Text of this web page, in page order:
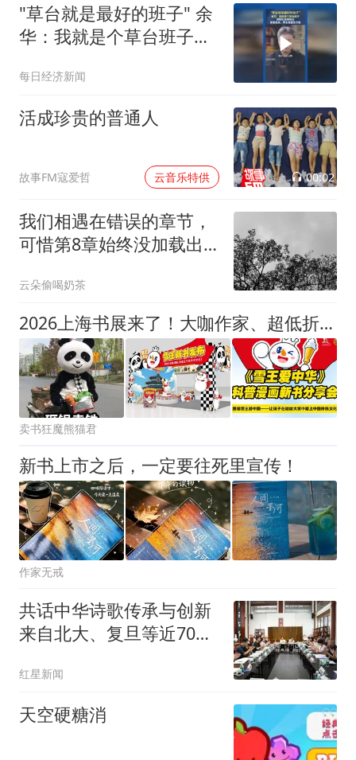
"草台就是最好的班子" 余
华：我就是个草台班子，
每日经济新闻
活成珍贵的普通人
故事FM寇爱哲 云音乐特供 00:02
我们相遇在错误的章节，
可惜第8章始终没加载出
云朵偷喝奶茶
2026上海书展来了！大咖作家、超低折扣、人气周边等你来！
卖书狂魔熊猫君
新书上市之后，一定要往死里宣传！
作家无戒
共话中华诗歌传承与创新
来自北大、复旦等近70位
红星新闻
天空硬糖消